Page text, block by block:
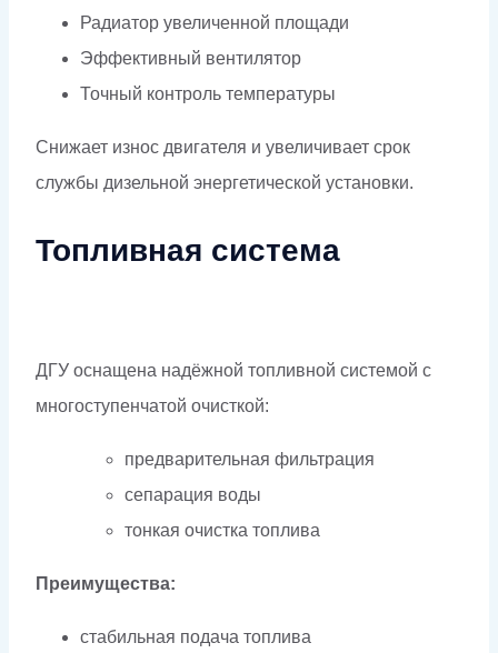
Радиатор увеличенной площади
Эффективный вентилятор
Точный контроль температуры
Снижает износ двигателя и увеличивает срок
службы дизельной энергетической установки.
Топливная система
ДГУ оснащена надёжной топливной системой с
многоступенчатой очисткой:
предварительная фильтрация
сепарация воды
тонкая очистка топлива
Преимущества:
стабильная подача топлива